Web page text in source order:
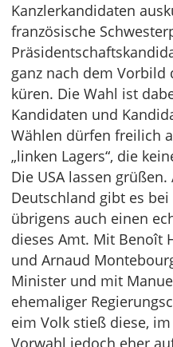
Kanzlerkandidaten
französische
ganz nach dem Vorbild
küren. Die Wahl ist
Kandidaten und
Wählen dürfen freilich
„linken Lagers“, die
Die USA lassen
Deutschland gibt es
übrigens auch einen
dieses Amt. Mit Benoît
und Arnaud
Minister und mit
ehemaliger
eim Volk stieß diese,
Vorwahl jedoch eher